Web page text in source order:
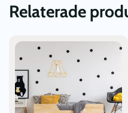
Relaterade
Den
produkten
har
flera
varianter.